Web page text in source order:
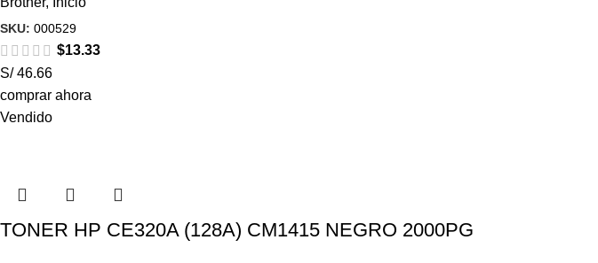
SKU: 000529
$13.33
S/ 46.66
comprar ahora
Vendido
TONER HP CE320A (128A) CM1415 NEGRO 2000PG